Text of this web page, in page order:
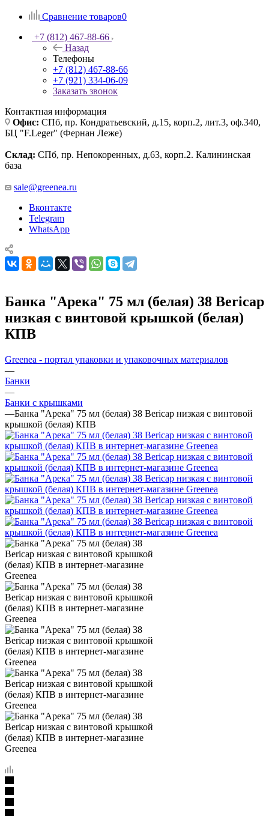
Сравнение товаров0
+7 (812) 467-88-66
Назад
Телефоны
+7 (812) 467-88-66
+7 (921) 334-06-09
Заказать звонок
Контактная информация
Офис: СПб, пр. Кондратьевский, д.15, корп.2, лит.3, оф.340,
БЦ "F.Leger" (Фернан Леже)
Склад: СПб, пр. Непокоренных, д.63, корп.2. Калининская
база
sale@greenea.ru
Вконтакте
Telegram
WhatsApp
Банка "Арека" 75 мл (белая) 38 Bericap
низкая с винтовой крышкой (белая)
КПВ
Greenea - портал упаковки и упаковочных материалов
—
Банки
—
Банки с крышками
—Банка "Арека" 75 мл (белая) 38 Bericap низкая с винтовой
крышкой (белая) КПВ